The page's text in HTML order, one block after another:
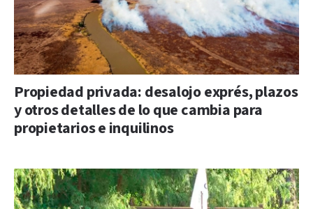
Propiedad privada: desalojo exprés, plazos
y otros detalles de lo que cambia para
propietarios e inquilinos